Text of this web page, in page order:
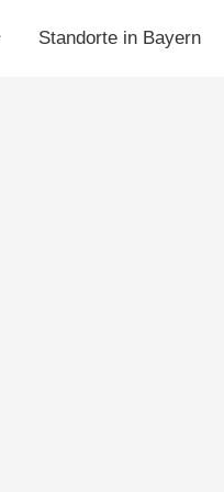
Standorte in Bayern